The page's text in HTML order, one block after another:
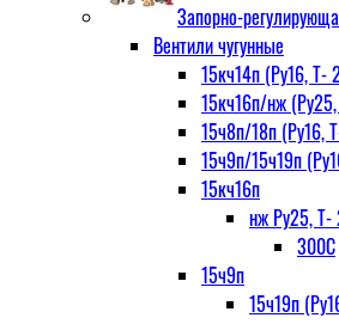
Запорно-
Вентили чугунные
15кч14п (Ру16, Т-
15кч16п/нж
15ч8п/18п (Ру16,
15ч9п/15ч19п
15кч16п
нж Ру25, Т-
300С
15ч9п
15ч19п